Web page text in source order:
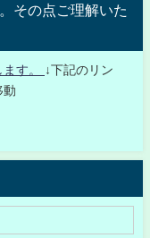
その点ご理解いた
す。
↓下記のリン
動